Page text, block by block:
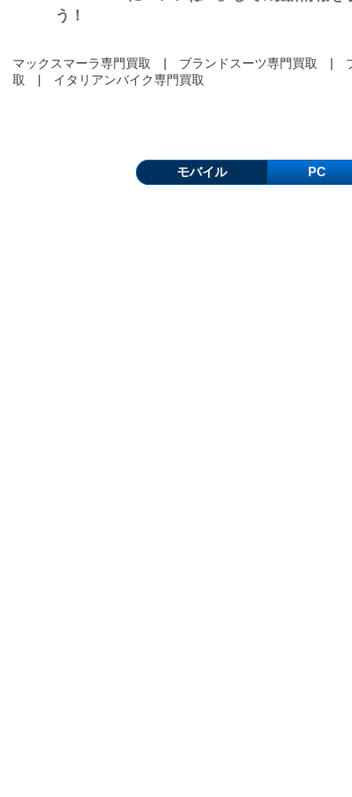
う！
マックスマーラ専門買取 ブランドスーツ専門買取
取
イタリアンバイク専門買取
モバイル PC